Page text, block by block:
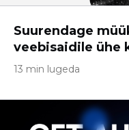
Suurendage
veebisaidile ühe
13 min lugeda